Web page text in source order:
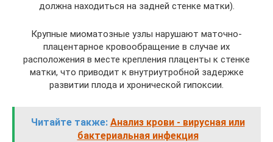
должна находиться на задней стенке матки).
Крупные миоматозные узлы нарушают маточно-
плацентарное кровообращение в случае их
расположения в месте крепления плаценты к стенке
матки, что приводит к внутриутробной задержке
развитии плода и хронической гипоксии.
Читайте также: Анализ крови - вирусная или
бактериальная инфекция